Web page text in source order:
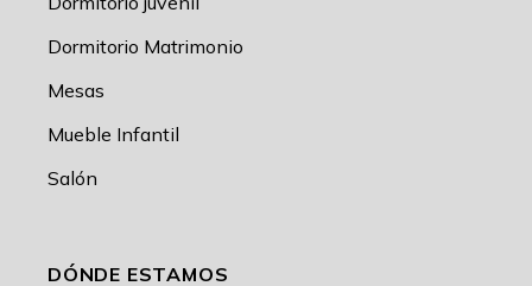
Dormitorio Matrimonio
Mesas
Mueble Infantil
Salón
DÓNDE ESTAMOS